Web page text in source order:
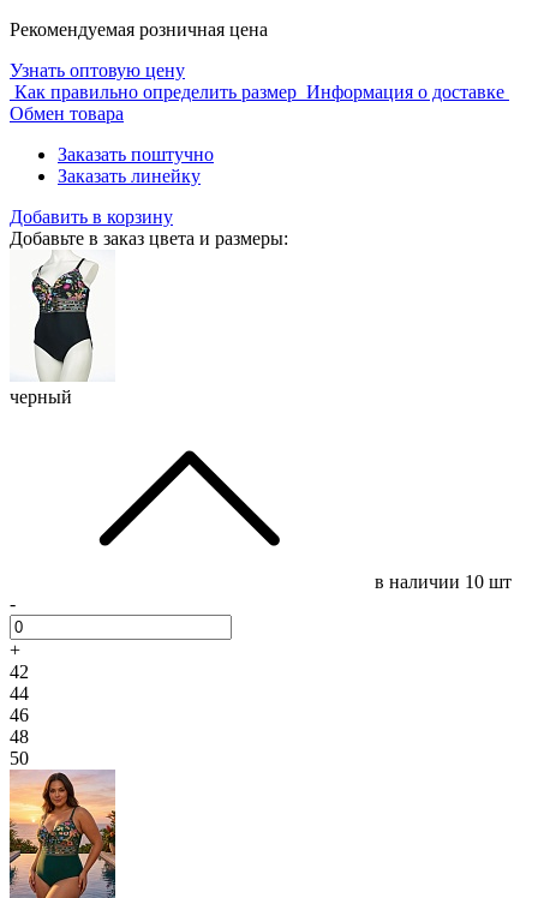
Рекомендуемая розничная цена
Узнать оптовую цену
Как правильно определить размер Информация о доставке
Обмен товара
Заказать поштучно
Заказать линейку
Добавить в корзину
Добавьте в заказ цвета и размеры:
черный
в наличии 10 шт
-
+
42
44
46
48
50